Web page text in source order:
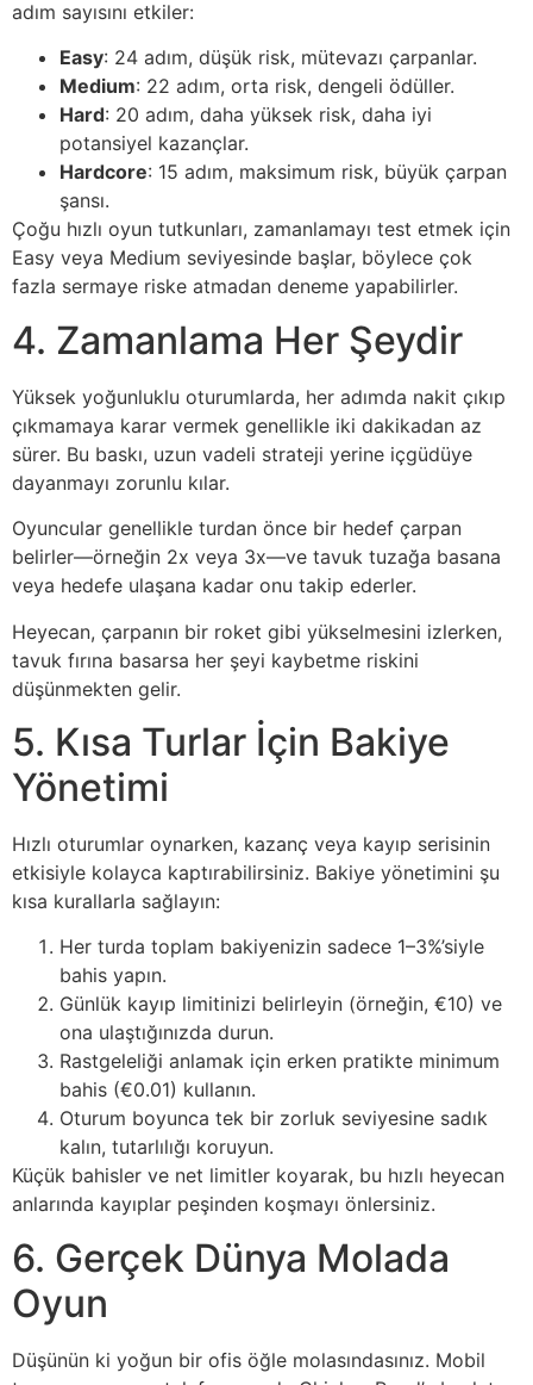
adım sayısını etkiler:
Easy: 24 adım, düşük risk, mütevazı çarpanlar.
Medium: 22 adım, orta risk, dengeli ödüller.
Hard: 20 adım, daha yüksek risk, daha iyi
potansiyel kazançlar.
Hardcore: 15 adım, maksimum risk, büyük çarpan
şansı.
Çoğu hızlı oyun tutkunları, zamanlamayı test etmek için
Easy veya Medium seviyesinde başlar, böylece çok
fazla sermaye riske atmadan deneme yapabilirler.
4. Zamanlama Her Şeydir
Yüksek yoğunluklu oturumlarda, her adımda nakit çıkıp
çıkmamaya karar vermek genellikle iki dakikadan az
sürer. Bu baskı, uzun vadeli strateji yerine içgüdüye
dayanmayı zorunlu kılar.
Oyuncular genellikle turdan önce bir hedef çarpan
belirler—örneğin 2x veya 3x—ve tavuk tuzağa basana
veya hedefe ulaşana kadar onu takip ederler.
Heyecan, çarpanın bir roket gibi yükselmesini izlerken,
tavuk fırına basarsa her şeyi kaybetme riskini
düşünmekten gelir.
5. Kısa Turlar İçin Bakiye
Yönetimi
Hızlı oturumlar oynarken, kazanç veya kayıp serisinin
etkisiyle kolayca kaptırabilirsiniz. Bakiye yönetimini şu
kısa kurallarla sağlayın:
Her turda toplam bakiyenizin sadece 1–3%’siyle
bahis yapın.
Günlük kayıp limitinizi belirleyin (örneğin, €10) ve
ona ulaştığınızda durun.
Rastgeleliği anlamak için erken pratikte minimum
bahis (€0.01) kullanın.
Oturum boyunca tek bir zorluk seviyesine sadık
kalın, tutarlılığı koruyun.
Küçük bahisler ve net limitler koyarak, bu hızlı heyecan
anlarında kayıplar peşinden koşmayı önlersiniz.
6. Gerçek Dünya Molada
Oyun
Düşünün ki yoğun bir ofis öğle molasındasınız. Mobil